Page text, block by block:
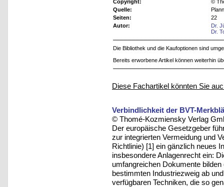
Copyright:
©
Quelle:
Seiten:
22
Autor:
Dr.
Dr.
Die Bibliothek und die Kaufoptionen sind
Bereits erworbene Artikel können weiterhin
Diese Fachartikel könnten Sie
Verbindlichkeit der BVT-
© Thomé-Kozmiensky Verlag
Der europäische Gesetzgeber
zur integrierten Vermeidung und
Richtlinie) [1] ein gänzlich neues
insbesondere Anlagenrecht ein:
umfangreichen Dokumente
bestimmten Industriezweig ab
verfügbaren Techniken, die so